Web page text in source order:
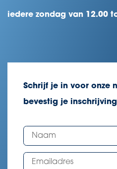
iedere zondag van 12.00
Schrijf je in voor onze
bevestig je